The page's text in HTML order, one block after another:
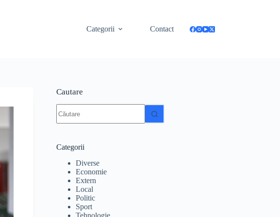
Categorii
Contact
Cautare
rezultat
Categorii
Diverse
Economie
Extern
Local
Politic
Sport
Tehnologie